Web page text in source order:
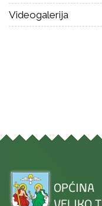
Videogalerija